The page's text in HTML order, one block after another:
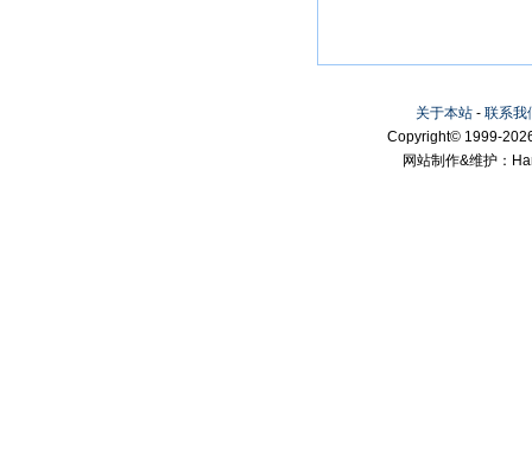
关于本站 - 联系我
Copyright© 1999-
网站制作&维护：